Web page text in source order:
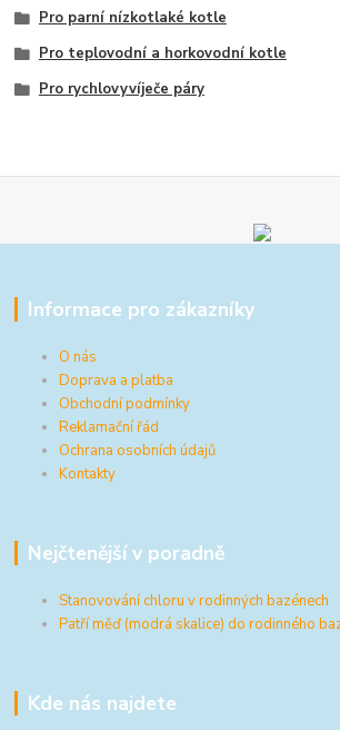
Pro parní nízkotlaké kotle
Pro teplovodní a horkovodní kotle
Pro rychlovyvíječe páry
Informace pro zákazníky
O nás
Doprava a platba
Obchodní podmínky
Reklamační řád
Ochrana osobních údajů
Kontakty
Nejčtenější v poradně
Stanovování chloru v rodinných bazénech
Patří měď (modrá skalice) do rodinného
Kde nás najdete